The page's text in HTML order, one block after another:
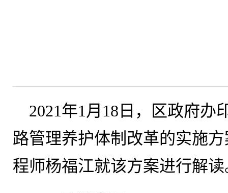
2021年1月18日，区政府办
路管理养护体制改革的实施
程师杨福江就该方案进行解